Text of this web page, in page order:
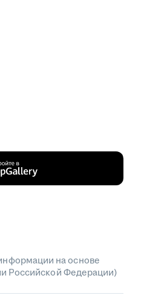
на основе
Российской Федерации)